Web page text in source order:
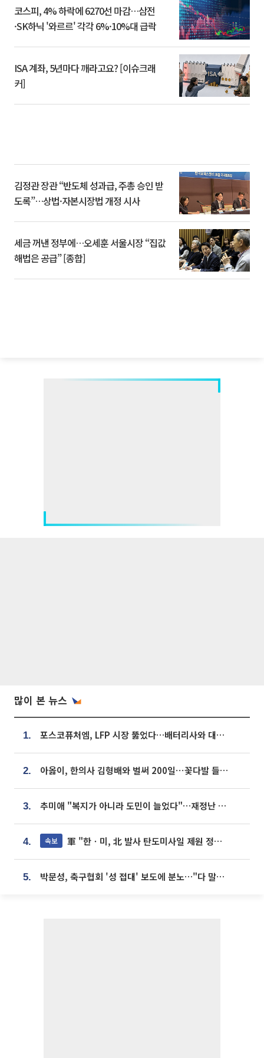
코스피, 4% 하락에 6270선 마감…삼전
·SK하닉 '와르르' 각각 6%·10%대 급락
ISA 계좌, 5년마다 깨라고요? [이슈크래
커]
김정관 장관 “반도체 성과급, 주총 승인 받
도록”…상법·자본시장법 개정 시사
세금 꺼낸 정부에…오세훈 서울시장 “집값
해법은 공급” [종합]
많이 본 뉴스
1. 포스코퓨처엠, LFP 시장 뚫었다…배터리사와 대규모 장기 공급 합의
2. 아옳이, 한의사 김형배와 벌써 200일⋯꽃다발 들고 "프러포즈 아냐"
3. 추미애 "복지가 아니라 도민이 늘었다"…재정난 책임론 정면돌파
4. 속보 軍 "한ㆍ미, 北 발사 탄도미사일 제원 정밀분석 중"
5. 박문성, 축구협회 '성 접대' 보도에 분노…"다 말아먹으려고 작정했나"